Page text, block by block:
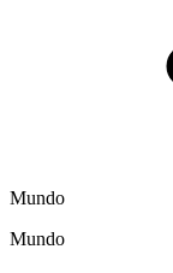
Mundo
Mundo